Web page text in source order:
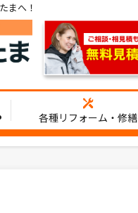
まへ！
各種リフォーム・修繕